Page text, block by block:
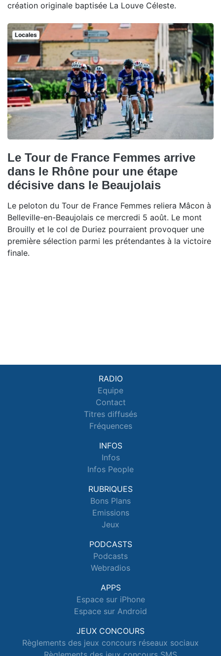
création originale baptisée La Louve Céleste.
Locales
Le Tour de France Femmes arrive
dans le Rhône pour une étape
décisive dans le Beaujolais
Le peloton du Tour de France Femmes reliera Mâcon à
Belleville-en-Beaujolais ce mercredi 5 août. Le mont
Brouilly et le col de Duriez pourraient provoquer une
première sélection parmi les prétendantes à la victoire
finale.
RADIO
Equipe
Contact
Titres diffusés
Fréquences
INFOS
Infos
Infos People
RUBRIQUES
Bons Plans
Emissions
Jeux
PODCASTS
Podcasts
Webradios
APPS
Espace sur iPhone
Espace sur Android
JEUX CONCOURS
Règlements des jeux concours réseaux sociaux